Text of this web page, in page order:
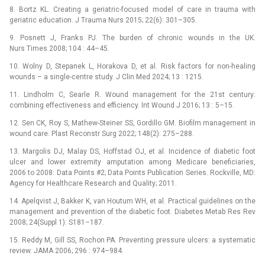
8. Bortz KL. Creating a geriatric-focused model of care in trauma with
geriatric education. J Trauma Nurs 2015; 22(6): 301–305.
9. Posnett J, Franks PJ. The burden of chronic wounds in the UK.
Nurs Times 2008; 104 : 44–45.
10. Wolny D, Stepanek L, Horakova D, et al. Risk factors for non-healing
wounds –⁠ a single-centre study. J Clin Med 2024; 13 : 1215.
11. Lindholm C, Searle R. Wound management for the 21st century:
combining effectiveness and efficiency. Int Wound J 2016; 13 : 5–15.
12. Sen CK, Roy S, Mathew-Steiner SS, Gordillo GM. Biofilm management in
wound care. Plast Reconstr Surg 2022; 148(2): 275–288.
13. Margolis DJ, Malay DS, Hoffstad OJ, et al. Incidence of diabetic foot
ulcer and lower extremity amputation among Medicare beneficiaries,
2006 to 2008: Data Points #2; Data Points Publication Series. Rockville, MD:
Agency for Healthcare Research and Quality; 2011.
14. Apelqvist J, Bakker K, van Houtum WH, et al. Practical guidelines on the
management and prevention of the diabetic foot. Diabetes Metab Res Rev
2008; 24(Suppl 1): S181–187.
15. Reddy M, Gill SS, Rochon PA. Preventing pressure ulcers: a systematic
review. JAMA 2006; 296 : 974–984.